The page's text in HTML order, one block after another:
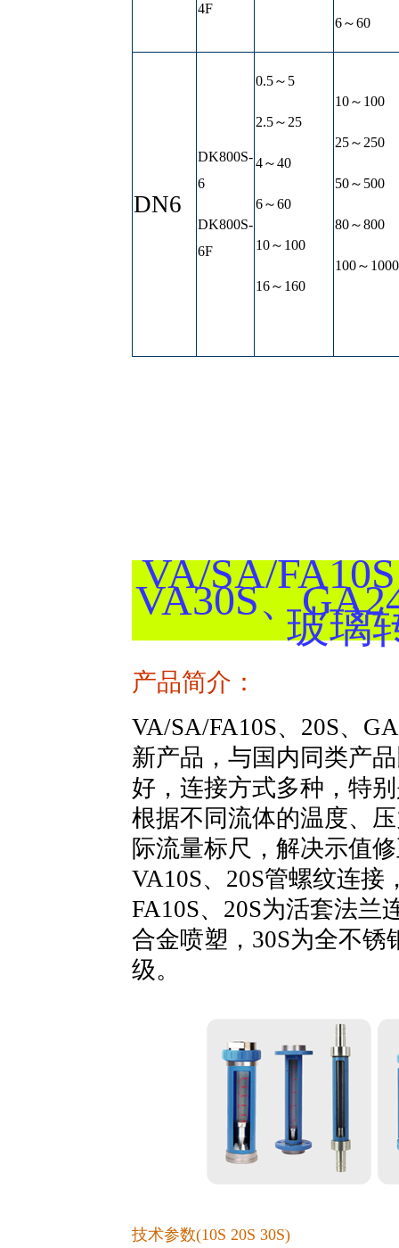
4F
6～60
DN6
DK800S-
6
DK800S-
6F
0.5～5
2.5～25
4～40
6～60
10～100
16～160
10～100
25～250
50～500
80～800
100～1000
VA/SA/
VA30S、
玻璃
产品简介：
VA/SA/FA10S、20S、
新产品，与国内同类产
好，连接方式多种，特
根据不同流体的温度、
际流量标尺，解决示值
VA10S、20S管螺纹连接
FA10S、20S为活套法兰
合金喷塑，30S为全不锈
级。
技术参数(10S 20S 30S)